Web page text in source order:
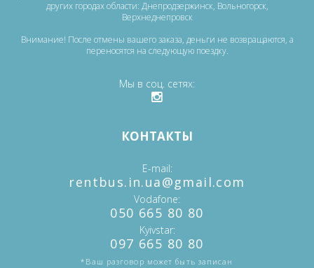
других городах области: Днепродзержинск, Вольногорск,
Верхнеднепровск
Внимание! После отмены вашего заказа, деньги не возвращаются, а
переносятся на следующую поездку.
Мы в соц. сетях
КОНТАКТЫ
E-mail
‎rentbus.in.ua@gmail.com
Vodafone
‎‎050 665 80 80
Kyivstar
‎097 665 80 80
*Ваш разговор может быть записан